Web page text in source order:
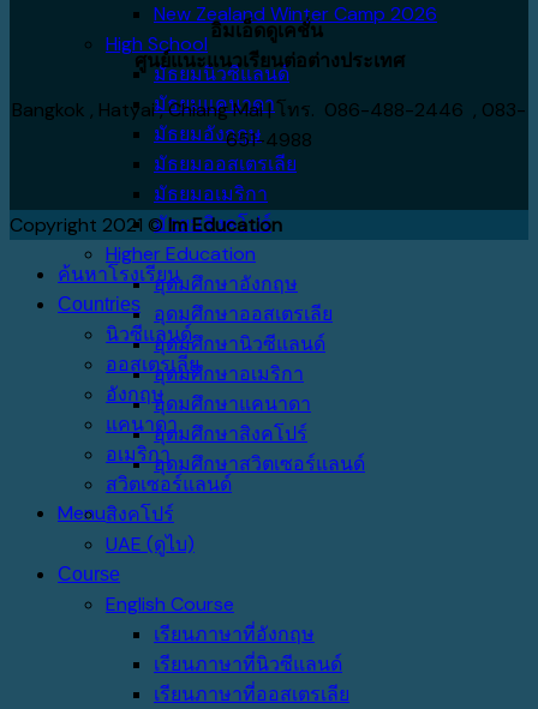
New Zealand Winter Camp 2026
High School
มัธยมนิวซีแลนด์
มัธยมแคนาดา
มัธยมอังกฤษ
มัธยมออสเตรเลีย
มัธยมอเมริกา
มัธยมสิงคโปร์
Higher Education
อุดมศึกษาอังกฤษ
อุดมศึกษาออสเตรเลีย
อุดมศึกษานิวซีแลนด์
อุดมศึกษาอเมริกา
อุดมศึกษาแคนาดา
อุดมศึกษาสิงคโปร์
อุดมศึกษาสวิตเซอร์แลนด์
Menu
อิมเอ็ดดูเคชั่น
ศูนย์แนะแนวเรียนต่อต่างประเทศ
Bangkok , Hatyai , Chiang Mai | โทร. 086-488-2446 , 083-
651-4988
Copyright 2021 ©Im Education
ค้นหาโรงเรียน
Countries
นิวซีแลนด์
ออสเตรเลีย
อังกฤษ
แคนาดา
อเมริกา
สวิตเซอร์แลนด์
สิงคโปร์
UAE (ดูไบ)
Course
English Course
เรียนภาษาที่อังกฤษ
เรียนภาษาที่นิวซีแลนด์
เรียนภาษาที่ออสเตรเลีย